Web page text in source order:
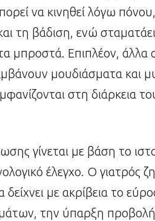
να κινηθεί λόγω
τη βάδιση, ενώ
μπροστά. Επιπλέον,
μουδιάσματα και
στη διάρκεια
γίνεται με βάση το
έλεγχο. Ο γιατρός
με ακρίβεια το
την ύπαρξη